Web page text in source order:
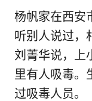
杨帆家在西安
听别人说过，
刘菁华说，上
里有人吸毒。
过吸毒人员。